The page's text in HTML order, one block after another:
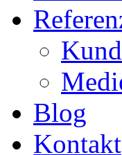
Blog
Kontakt